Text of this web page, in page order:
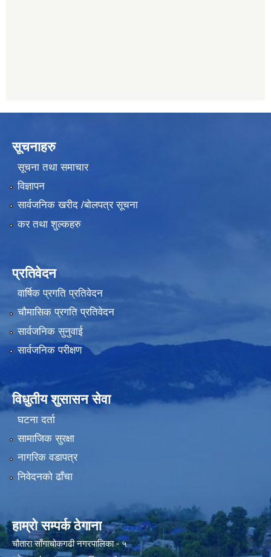
सूचनाहरु
सूचना तथा समाचार
विज्ञापन
सार्वजनिक खरीद /बोलपत्र सूचना
कर तथा शुल्कहरु
प्रतिवेदन
वार्षिक प्रगति प्रतिवेदन
चौमासिक प्रगति प्रतिवेदन
सार्वजनिक सुनुवाई
सार्वजनिक परीक्षण
विधुतीय शुसासन सेवा
घटना दर्ता
सामाजिक सुरक्षा
नागरिक वडापत्र
निवेदनको ढाँचा
हाम्रो सम्पर्क ठेगाना
चौतारा साँगाचोकगढी नगरपालिका - ५